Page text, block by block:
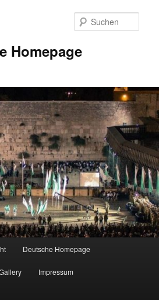
Homepage
Deutsche Homepage
Impressum